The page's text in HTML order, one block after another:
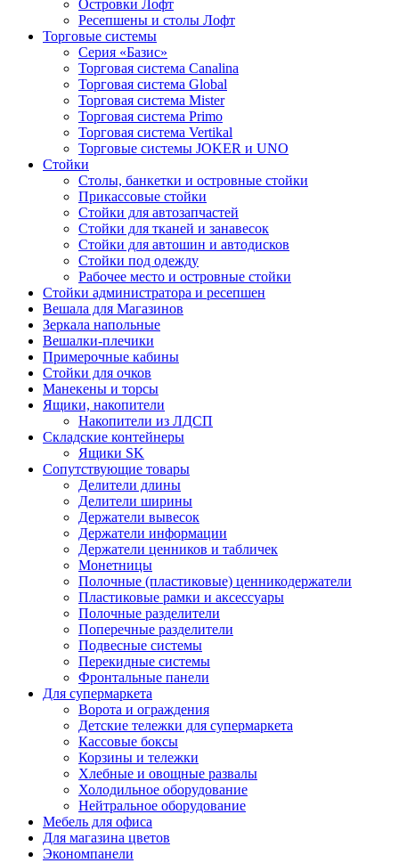
Островки Лофт
Ресепшены и столы Лофт
Торговые системы
Серия «Базис»
Торговая система Canalina
Торговая система Global
Торговая система Mister
Торговая система Primo
Торговая система Vertikal
Торговые системы JOKER и UNO
Стойки
Столы, банкетки и островные стойки
Прикассовые стойки
Стойки для автозапчастей
Стойки для тканей и занавесок
Стойки для автошин и автодисков
Стойки под одежду
Рабочее место и островные стойки
Стойки администратора и ресепшен
Вешала для Магазинов
Зеркала напольные
Вешалки-плечики
Примерочные кабины
Стойки для очков
Манекены и торсы
Ящики, накопители
Накопители из ЛДСП
Складские контейнеры
Ящики SK
Сопутствующие товары
Делители длины
Делители ширины
Держатели вывесок
Держатели информации
Держатели ценников и табличек
Монетницы
Полочные (пластиковые) ценникодержатели
Пластиковые рамки и аксессуары
Полочные разделители
Поперечные разделители
Подвесные системы
Перекидные системы
Фронтальные панели
Для супермаркета
Ворота и ограждения
Детские тележки для супермаркета
Кассовые боксы
Корзины и тележки
Хлебные и овощные развалы
Холодильное оборудование
Нейтральное оборудование
Мебель для офиса
Для магазина цветов
Экономпанели